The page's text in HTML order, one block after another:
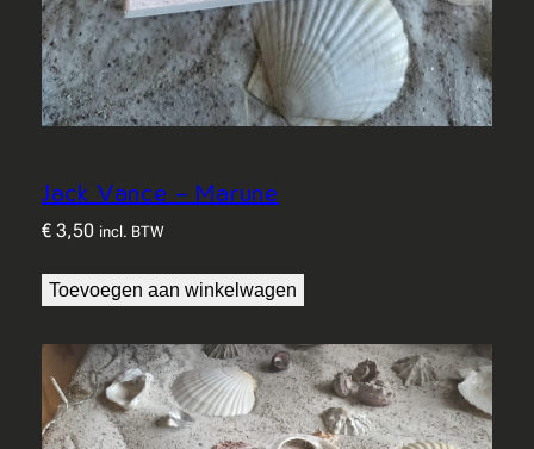
Jack Vance – Marune
€3,50 incl. BTW
Toevoegen aan winkelwagen